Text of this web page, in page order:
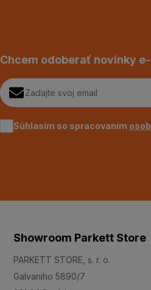
Chcem odoberať novinky
Súhlasím so spracovaním
Showroom Parkett Store
PARKETT STORE, s. r. o.
Galvaniho 5890/7